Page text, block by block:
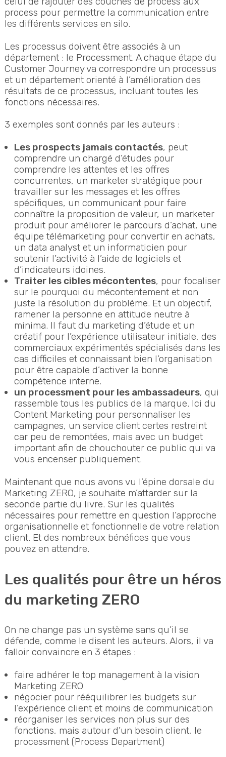
process pour permettre la communication entre
les différents services en silo.
Les processus doivent être associés à un
département : le Processment. A chaque étape du
Customer Journey va correspondre un processus
et un département orienté à l’amélioration des
résultats de ce processus, incluant toutes les
fonctions nécessaires.
3 exemples sont donnés par les auteurs :
Les prospects jamais contactés, peut
comprendre un chargé d’études pour
comprendre les attentes et les offres
concurrentes, un marketer stratégique pour
travailler sur les messages et les offres
spécifiques, un communicant pour faire
connaître la proposition de valeur, un marketer
produit pour améliorer le parcours d’achat, une
équipe télémarketing pour convertir en achats,
un data analyst et un informaticien pour
soutenir l’activité à l’aide de logiciels et
d’indicateurs idoines.
Traiter les cibles mécontentes, pour focaliser
sur le pourquoi du mécontentement et non
juste la résolution du problème. Et un objectif,
ramener la personne en attitude neutre à
minima. Il faut du marketing d’étude et un
créatif pour l’expérience utilisateur initiale, des
commerciaux expérimentés spécialisés dans les
cas difficiles et connaissant bien l’organisation
pour être capable d’activer la bonne
compétence interne.
un processment pour les ambassadeurs, qui
rassemble tous les publics de la marque. Ici du
Content Marketing pour personnaliser les
campagnes, un service client certes restreint
car peu de remontées, mais avec un budget
important afin de chouchouter ce public qui va
vous encenser publiquement.
Maintenant que nous avons vu l’épine dorsale du
Marketing ZERO, je souhaite m’attarder sur la
seconde partie du livre. Sur les qualités
nécessaires pour remettre en question l’approche
organisationnelle et fonctionnelle de votre relation
client. Et des nombreux bénéfices que vous
pouvez en attendre.
Les qualités pour être un héros
du marketing ZERO
On ne change pas un système sans qu’il se
défende, comme le disent les auteurs. Alors, il va
falloir convaincre en 3 étapes :
faire adhérer le top management à la vision
Marketing ZERO
négocier pour rééquilibrer les budgets sur
l’expérience client et moins de communication
réorganiser les services non plus sur des
fonctions, mais autour d’un besoin client, le
processment (Process Department)